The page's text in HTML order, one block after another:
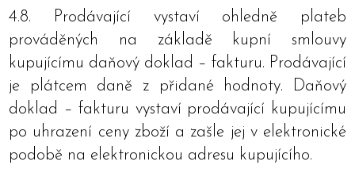
4.8. Prodávající vystaví ohledně plateb
prováděných na základě kupní smlouvy
kupujícímu daňový doklad – fakturu. Prodávající
je plátcem daně z přidané hodnoty. Daňový
doklad – fakturu vystaví prodávající kupujícímu
po uhrazení ceny zboží a zašle jej v elektronické
podobě na elektronickou adresu kupujícího.